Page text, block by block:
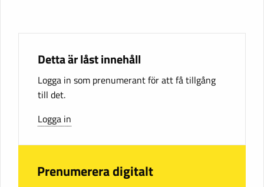
Detta är låst innehåll
Logga in som prenumerant för att få tillgång
till det.
Logga in
Prenumerera digitalt